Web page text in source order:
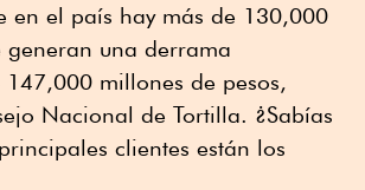
en el país hay más de 130,000
generan una derrama
millones de pesos,
Nacional de Tortilla. ¿Sabías
clientes están los